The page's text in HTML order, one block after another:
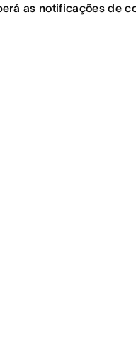
as notificações de